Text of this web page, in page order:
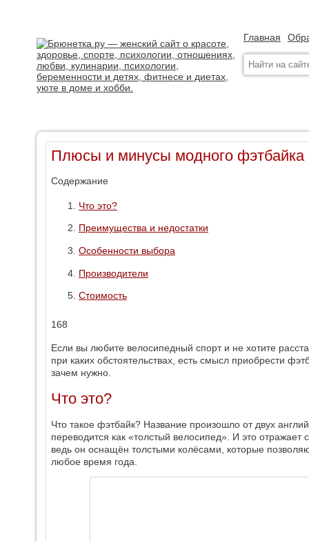
Главная
Плюсы и минусы модного фэтбайка
Содержание
Что это?
Преимущества и недостатки
Особенности выбора
Производители
Стоимость
168
Если вы любите велосипедный спорт и не хотите
при каких обстоятельствах, есть смысл приобрести
зачем нужно.
Что это?
Что такое фэтбайк? Название произошло от двух
переводится как «толстый велосипед». И это отражает
ведь он оснащён толстыми колёсами, которые
любое время года.